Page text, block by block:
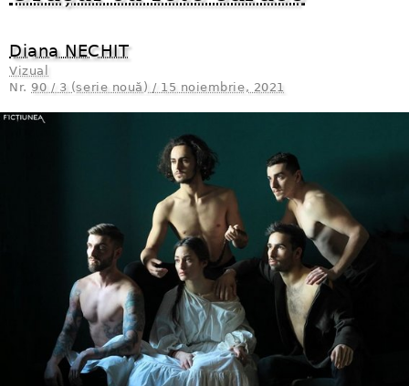
Diana NECHIT
Vizual
Nr. 90 / 3 (serie nouă) / 15 noiembrie, 2021